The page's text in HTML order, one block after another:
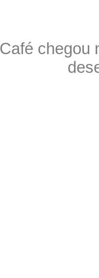
chegou